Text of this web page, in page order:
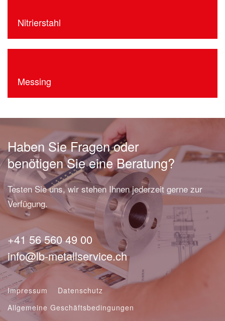
Nitrierstahl
Messing
Haben Sie Fragen oder
benötigen Sie eine Beratung?
Testen Sie uns, wir stehen Ihnen jederzeit gerne zur
Verfügung.
+41 56 560 49 00
info@lb-metallservice.ch
Impressum
Datenschutz
Allgemeine Geschäftsbedingungen